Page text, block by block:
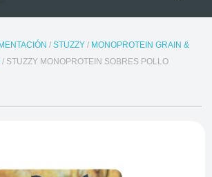
/ STUZZY/ MONOPROTEIN GRAIN &
/ STUZZY MONOPROTEIN SOBRES POLLO